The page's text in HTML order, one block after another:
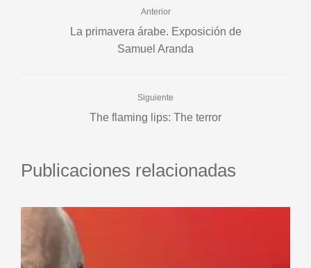
Anterior
La primavera árabe. Exposición de
Samuel Aranda
Siguiente
The flaming lips: The terror
Publicaciones relacionadas